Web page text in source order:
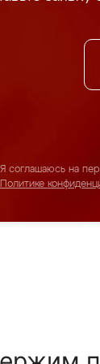
Я соглашаюсь на
Политике